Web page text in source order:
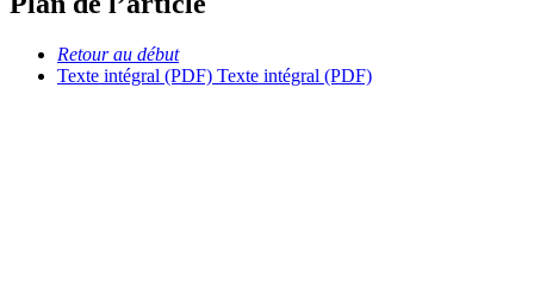
Retour au début
Texte intégral (PDF) Texte intégral (PDF)